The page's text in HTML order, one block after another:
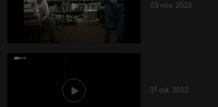
03 nov. 2023
31 out. 2022